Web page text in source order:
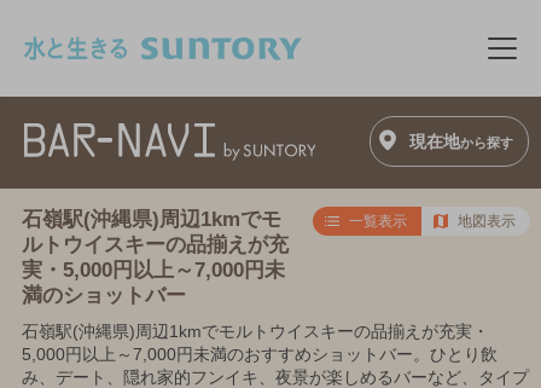
メ
現在地から探す
石嶺駅(沖縄県)周辺1kmでモ
ルトウイスキーの品揃えが充
実・5,000円以上～7,000円未
満のショットバー
一覧表示 地図表示
石嶺駅(沖縄県)周辺1kmでモルトウイスキーの品揃えが充実・
5,000円以上～7,000円未満のおすすめショットバー。ひとり飲
み、デート、隠れ家的フンイキ、夜景が楽しめるバーなど、タイプ